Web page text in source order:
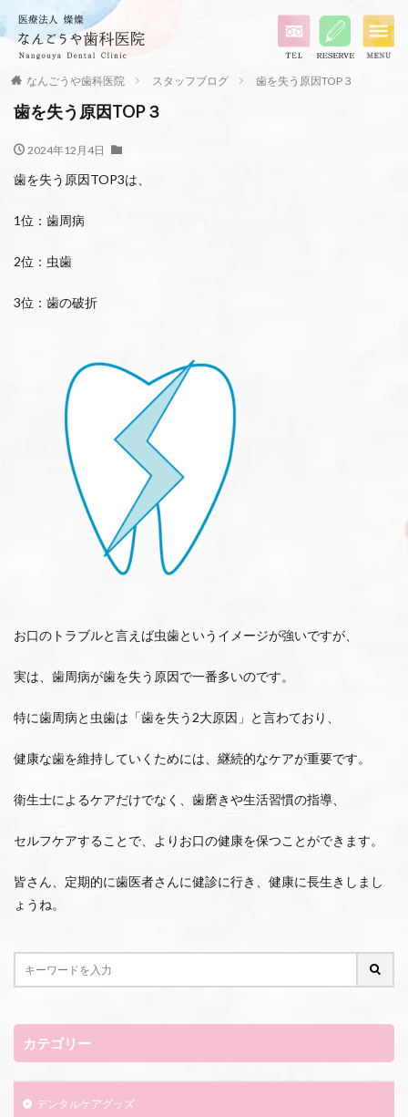
なんごうや歯科医院 スタッフブログ 歯を失う原因TOP３
歯を失う原因TOP３
2024年12月4日
歯を失う原因TOP3は、
1位：歯周病
2位：虫歯
3位：歯の破折
お口のトラブルと言えば虫歯というイメージが強いですが、
実は、歯周病が歯を失う原因で一番多いのです。
特に歯周病と虫歯は「歯を失う2大原因」と言わており、
健康な歯を維持していくためには、継続的なケアが重要です。
衛生士によるケアだけでなく、歯磨きや生活習慣の指導、
セルフケアすることで、よりお口の健康を保つことができます。
皆さん、定期的に歯医者さんに健診に行き、健康に長生きしまし
ょうね。
カテゴリー
デンタルケアグッズ